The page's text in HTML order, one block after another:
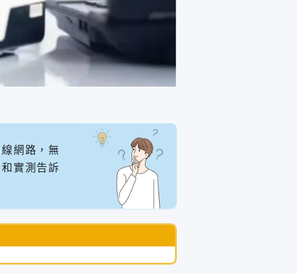
網路，無
實測告訴